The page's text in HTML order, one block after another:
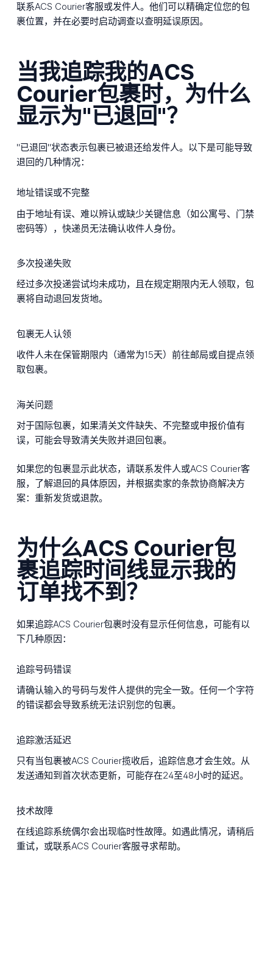
联系ACS Courier客服或发件人。他们可以精确定位您的包
裹位置，并在必要时启动调查以查明延误原因。
当我追踪我的ACS
Courier包裹时，为什么
显示为"已退回"？
"已退回"状态表示包裹已被退还给发件人。以下是可能导致
退回的几种情况：
地址错误或不完整
由于地址有误、难以辨认或缺少关键信息（如公寓号、门禁
密码等），快递员无法确认收件人身份。
多次投递失败
经过多次投递尝试均未成功，且在规定期限内无人领取，包
裹将自动退回发货地。
包裹无人认领
收件人未在保管期限内（通常为15天）前往邮局或自提点领
取包裹。
海关问题
对于国际包裹，如果清关文件缺失、不完整或申报价值有
误，可能会导致清关失败并退回包裹。
如果您的包裹显示此状态，请联系发件人或ACS Courier客
服，了解退回的具体原因，并根据卖家的条款协商解决方
案：重新发货或退款。
为什么ACS Courier包
裹追踪时间线显示我的
订单找不到？
如果追踪ACS Courier包裹时没有显示任何信息，可能有以
下几种原因：
追踪号码错误
请确认输入的号码与发件人提供的完全一致。任何一个字符
的错误都会导致系统无法识别您的包裹。
追踪激活延迟
只有当包裹被ACS Courier揽收后，追踪信息才会生效。从
发送通知到首次状态更新，可能存在24至48小时的延迟。
技术故障
在线追踪系统偶尔会出现临时性故障。如遇此情况，请稍后
重试，或联系ACS Courier客服寻求帮助。